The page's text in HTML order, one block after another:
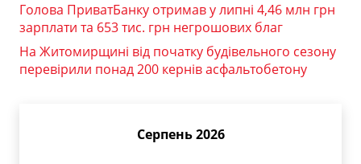
Голова ПриватБанку отримав у липні 4,46 млн грн
зарплати та 653 тис. грн негрошових благ
На Житомирщині від початку будівельного сезону
перевірили понад 200 кернів асфальтобетону
Серпень 2026